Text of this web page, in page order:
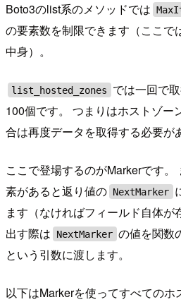
Boto3のlist系のメソッドでは
の要素数を制限できます（ここで
中身）。
list_hosted_zones
では一回で
100個です。 つまりはホストゾー
合は再度データを取得する必要が
ここで登場するのがMarkerです
素があると返り値の NextMarker
ます（なければフィールド自体
出す際は
NextMarker の値を関数
という引数に渡します。
以下はMarkerを使ってすべての